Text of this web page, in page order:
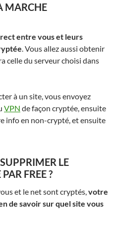
MARCHE
entre vous et leurs
. Vous allez aussi obtenir
celle du serveur choisi dans
à un site, vous envoyez
VPN de façon cryptée, ensuite
info en non-crypté, et ensuite
LE
FREE ?
et le net sont cryptés,votre
de savoir sur quel site vous